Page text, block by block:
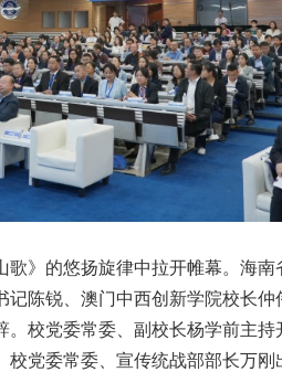
歌》的悠扬旋律中拉开帷幕。海南
记陈锐、澳门中西创新学院校长仲
校党委常委、副校长杨学前主持
党委常委、宣传统战部部长万刚